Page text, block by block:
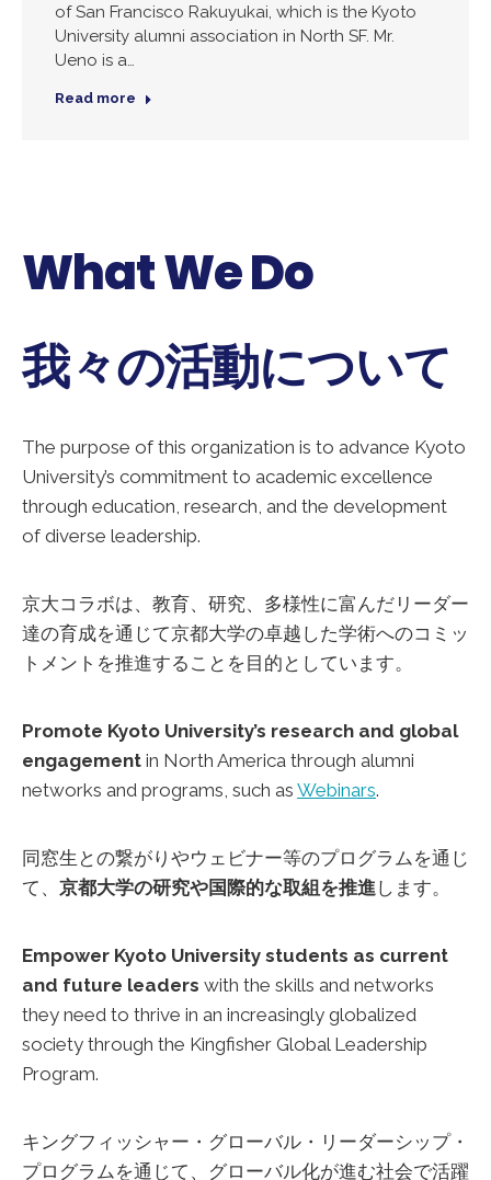
of San Francisco Rakuyukai, which is the Kyoto
University alumni association in North SF. Mr.
Ueno is a…
Read more
What We Do
我々の活動について
The purpose of this organization is to advance Kyoto
University’s commitment to academic excellence
through education, research, and the development
of diverse leadership.
京大コラボは、教育、研究、多様性に富んだリーダー
達の育成を通じて京都大学の卓越した学術へのコミッ
トメントを推進することを目的としています。
Promote Kyoto University’s research and global
engagement in North America through alumni
networks and programs, such as Webinars.
同窓生との繋がりやウェビナー等のプログラムを通じ
て、 京都大学の研究や国際的な取組を推進 します。
Empower Kyoto University students as current
and future leaders with the skills and networks
they need to thrive in an increasingly globalized
society through the Kingfisher Global Leadership
Program.
キングフィッシャー・グローバル・リーダーシップ・
プログラムを通じて、グローバル化が進む社会で活躍